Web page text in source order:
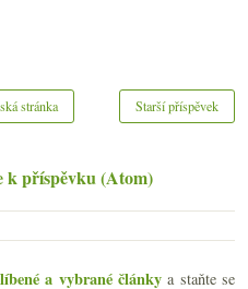
Starší příspěvek
stránka
k příspěvku (Atom)
a vybrané články a staňte se